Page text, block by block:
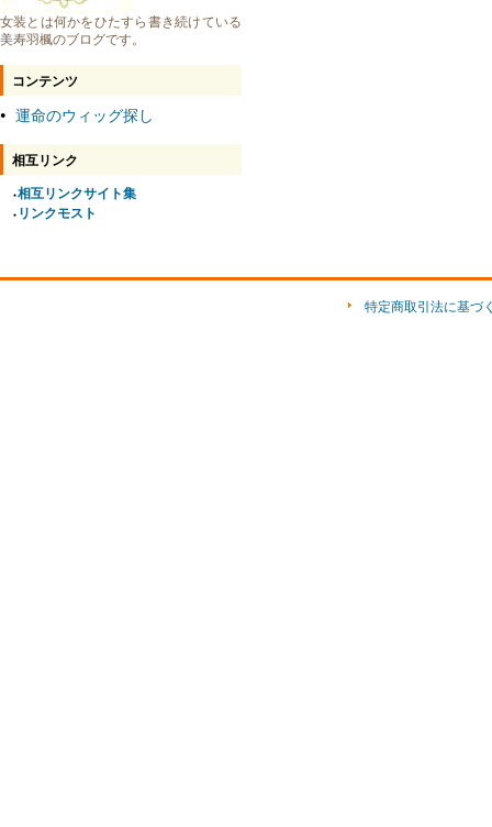
女装とは何かをひたすら書き続けている
美寿羽楓のブログです。
コンテンツ
● 運命のウィッグ探し
相互リンク
●相互リンクサイト集
● リンクモスト
特定商取引法に基づ